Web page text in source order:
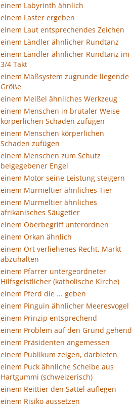
einem Labyrinth ähnlich
einem Laster ergeben
einem Laut entsprechendes Zeichen
einem Ländler ähnlicher Rundtanz
einem Ländler ähnlicher Rundtanz im
3/4 Takt
einem Maßsystem zugrunde liegende
Größe
einem Meißel ähnliches Werkzeug
einem Menschen in brutaler Weise
körperlichen Schaden zufügen
einem Menschen körperlichen
Schaden zufügen
einem Menschen zum Schutz
beigegebener Engel
einem Motor seine Leistung steigern
einem Murmeltier ähnliches Tier
einem Murmeltier ähnliches
afrikanisches Säugetier
einem Oberbegriff unterordnen
einem Orkan ähnlich
einem Ort verliehenes Recht, Markt
abzuhalten
einem Pfarrer untergeordneter
Hilfsgeistlicher (katholische Kirche)
einem Pferd die ... geben
einem Pinguin ähnlicher Meeresvogel
einem Prinzip entsprechend
einem Problem auf den Grund gehend
einem Präsidenten angemessen
einem Publikum zeigen, darbieten
einem Puck ähnliche Scheibe aus
Hartgummi (schweizerisch)
einem Reittier den Sattel auflegen
einem Risiko aussetzen